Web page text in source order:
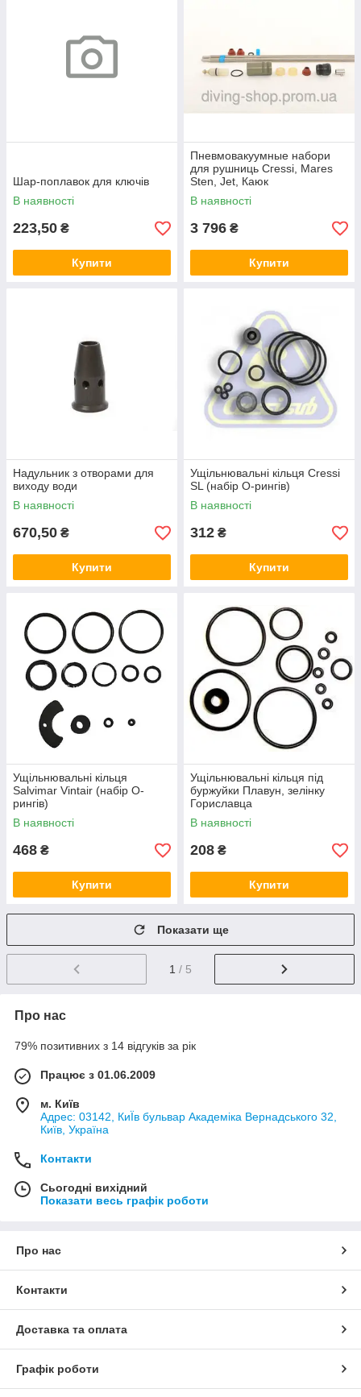
Шар-поплавок для ключів
В наявності
223,50 ₴
Купити
Пневмовакуумные набори
для рушниць Сгеѕѕі, Mares
Sten, Jet, Каюк
В наявності
3 796 ₴
Купити
Надульник з отворами для
виходу води
В наявності
670,50 ₴
Купити
Ущільнювальні кільця Cressi
SL (набір O-рингів)
В наявності
312 ₴
Купити
Ущільнювальні кільця
Salvimar Vintair (набір O-
рингів)
В наявності
468 ₴
Купити
Ущільнювальні кільця під
буржуйки Плавун, зелінку
Гориславца
В наявності
208 ₴
Купити
Показати ще
1 / 5
Про нас
79% позитивних з 14 відгуків за рік
Працює з 01.06.2009
м. Київ
Адрес: 03142, КиЇв бульвар Академіка Вернадського 32,
Київ, Україна
Контакти
Сьогодні вихідний
Показати весь графік роботи
Про нас
Контакти
Доставка та оплата
Графік роботи